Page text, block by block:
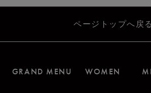
ページトップへ戻る
GRAND MENU WOMEN